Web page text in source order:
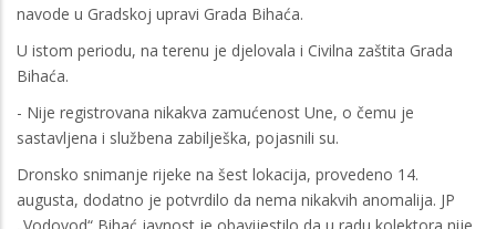
navode u Gradskoj upravi Grada Bihaća.
U istom periodu, na terenu je djelovala i Civilna zaštita Grada
Bihaća.
- Nije registrovana nikakva zamućenost Une, o čemu je
sastavljena i službena zabilješka, pojasnili su.
Dronsko snimanje rijeke na šest lokacija, provedeno 14.
augusta, dodatno je potvrdilo da nema nikakvih anomalija. JP
„Vodovod“ Bihać javnost je obavijestilo da u radu kolektora nije